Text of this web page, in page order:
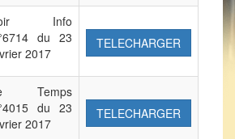
Info
du 23
2017
TELECHARGER
Temps
du 23
2017
TELECHARGER